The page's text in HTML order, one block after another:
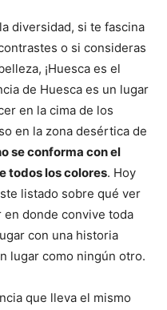
diversidad, si te fascina
o si consideras
¡Huesca es el
de Huesca es un lugar
en la cima de los
en la zona desértica de
se conforma con el
todos los colores. Hoy
listado sobre qué ver
donde convive toda
con una historia
lugar como ningún otro.
que lleva el mismo